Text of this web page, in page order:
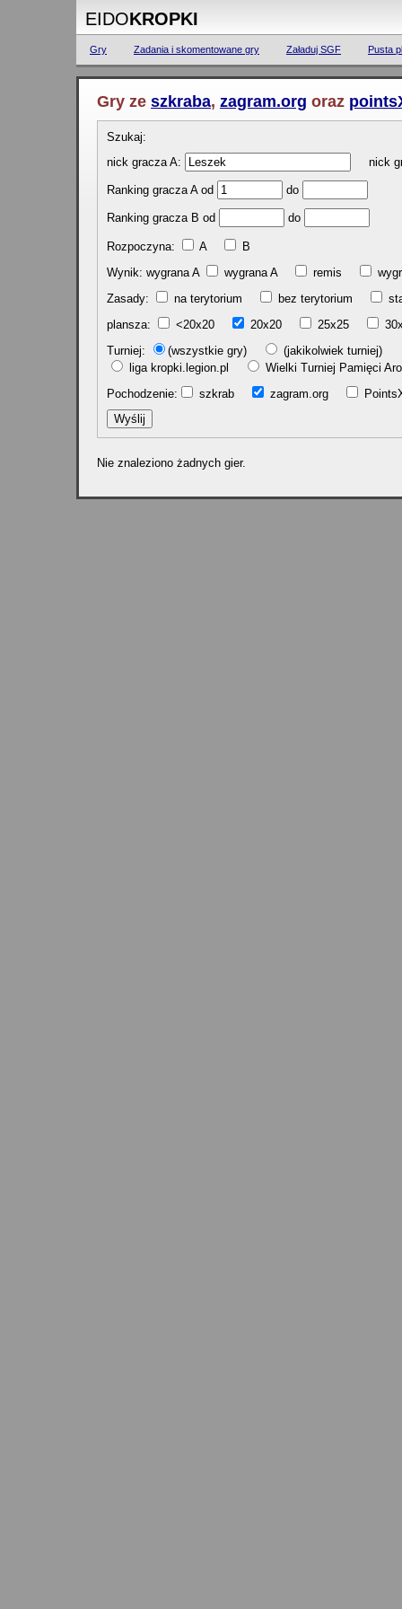
EIDOKROPKI
Gry Zadania i skomentowane gry Załaduj SGF Pusta
Gry ze szkraba, zagram.org oraz
Szukaj:
nick gracza A:
nick
Ranking gracza A od do
Ranking gracza B od do
Rozpoczyna: A
B
Wynik: wygrana A
wygrana A remis
Zasady:
na terytorium bez terytorium
plansza:
<20x20 20x20 25x25
Turniej:
(wszystkie gry)
(jakikolwiek turniej)
liga kropki.legion.pl
Wielki Turniej Pamięci
Pochodzenie:
szkrab zagram.org
Nie znaleziono żadnych gier.